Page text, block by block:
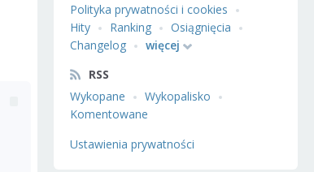
Polityka prywatności i cookies
Hity
Ranking
Osiągnięcia
Changelog
więcej
RSS
Wykopane
Wykopalisko
Komentowane
Ustawienia prywatności